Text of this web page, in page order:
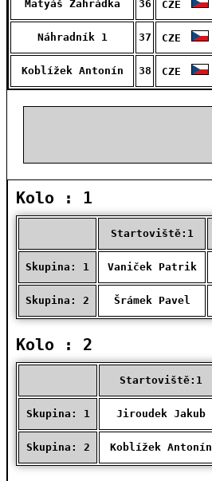
Matyáš Zahrádka 36 CZE
Náhradník 1 37 CZE
Koblížek Antonín 38 CZE
Kolo : 1
Startoviště:1
Skupina: 1 Vaniček Patrik
Skupina: 2 Šrámek Pavel
Kolo : 2
Startoviště:1
Skupina: 1 Jiroudek Jakub
Skupina: 2 Koblížek Antonín